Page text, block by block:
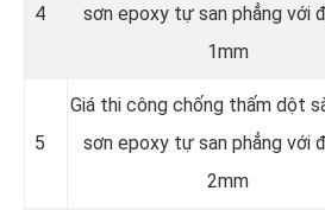
4
sơn epoxy tự san phẳng với
1mm
5
Giá thi công chống thấm dột
sơn epoxy tự san phẳng với
2mm